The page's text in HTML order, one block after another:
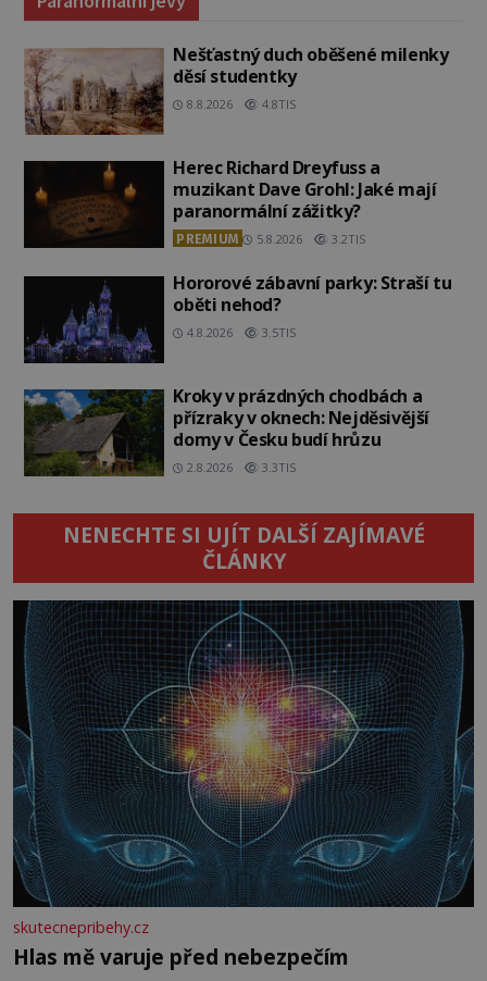
Nešťastný duch oběšené milenky
děsí studentky
8.8.2026 4.8TIS
Herec Richard Dreyfuss a
muzikant Dave Grohl: Jaké mají
paranormální zážitky?
PREMIUM 5.8.2026 3.2TIS
Hororové zábavní parky: Straší tu
oběti nehod?
4.8.2026 3.5TIS
Kroky v prázdných chodbách a
přízraky v oknech: Nejděsivější
domy v Česku budí hrůzu
2.8.2026 3.3TIS
NENECHTE SI UJÍT DALŠÍ ZAJÍMAVÉ
ČLÁNKY
skutecnepribehy.cz
Hlas mě varuje před nebezpečím